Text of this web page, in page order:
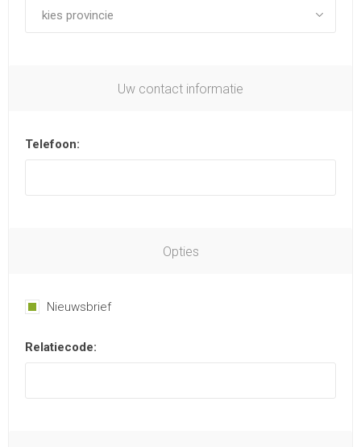
Uw contact informatie
Telefoon:
Opties
Nieuwsbrief
Relatiecode: